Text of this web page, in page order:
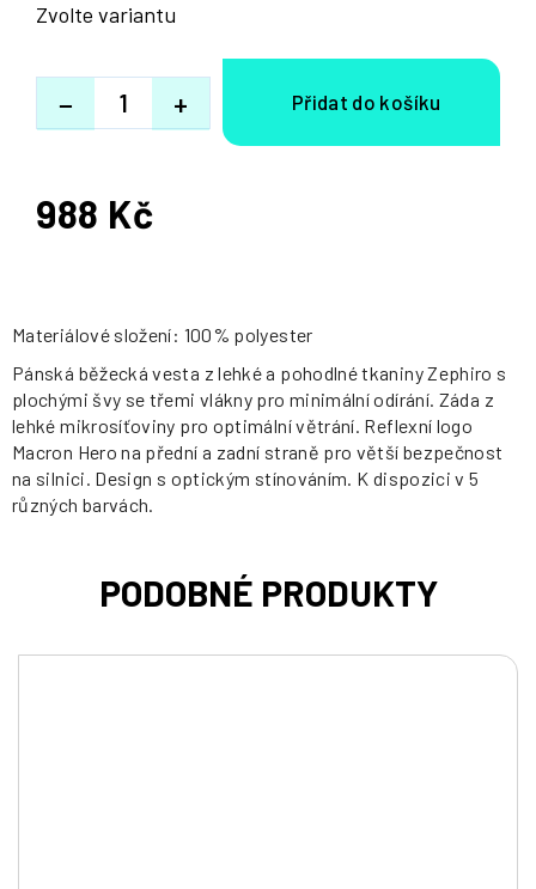
Zvolte variantu
+
−
988 Kč
Měrná
Materiálové složení: 100% polyester
Pánská běžecká vesta z lehké a pohodlné tkaniny Zephiro s
plochými švy se třemi vlákny pro minimální odírání. Záda z
lehké mikrosíťoviny pro optimální větrání. Reflexní logo
Macron Hero na přední a zadní straně pro větší bezpečnost
na silnici. Design s optickým stínováním. K dispozici v 5
různých barvách.